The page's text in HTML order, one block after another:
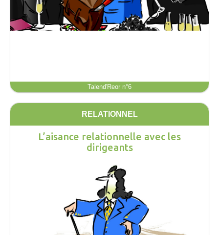
Talend'Reor n°6
RELATIONNEL
L’aisance relationnelle avec les
dirigeants